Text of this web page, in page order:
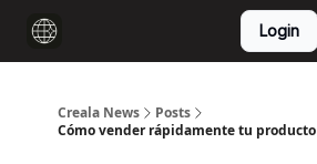
Login
Creala News
Posts
Cómo vender rápidamente tu